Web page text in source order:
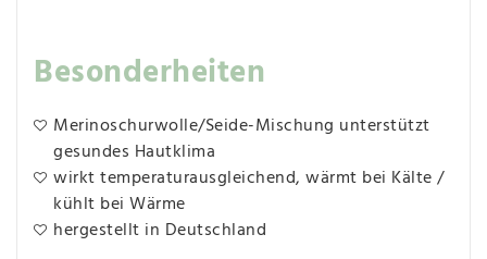
Besonderheiten
Merinoschurwolle/Seide-Mischung unterstützt
gesundes Hautklima
wirkt temperaturausgleichend, wärmt bei Kälte /
kühlt bei Wärme
hergestellt in Deutschland